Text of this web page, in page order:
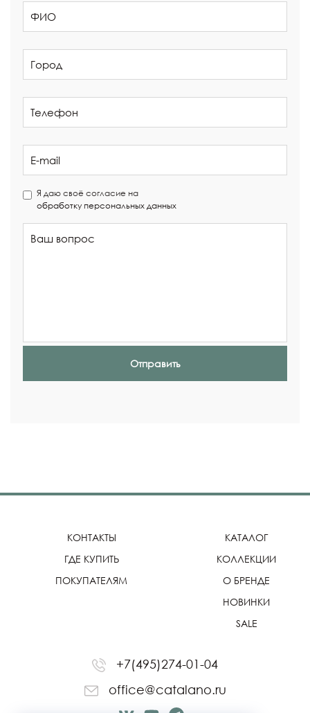
Я даю своё согласие на
обработку персональных данных
Отправить
КОНТАКТЫ
ГДЕ КУПИТЬ
ПОКУПАТЕЛЯМ
КАТАЛОГ
КОЛЛЕКЦИИ
О БРЕНДЕ
НОВИНКИ
SALE
+7(495)274-01-04
office@catalano.ru